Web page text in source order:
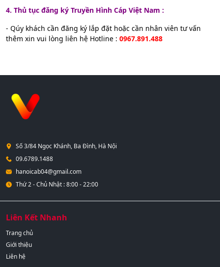
4. Thủ tục đăng ký Truyền Hình Cáp Việt Nam :
- Qúy khách cần đăng ký lắp đặt hoặc cần nhân viên tư vấn
thêm xin vui lòng liên hệ Hotline : 0967.891.488
Số 3/84 Ngọc Khánh, Ba Đình, Hà Nội
09.6789.1488
hanoicab04@gmail.com
Thứ 2 - Chủ Nhật : 8:00 - 22:00
Liên Kết Nhanh
Trang chủ
Giới thiệu
Liên hệ